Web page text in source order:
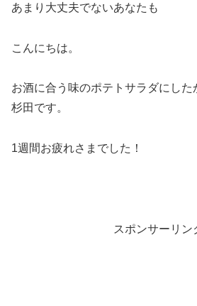
あまり大丈夫でないあなたも
こんにちは。
お酒に合う味のポテトサラダにし
杉田です。
1週間お疲れさまでした！
スポンサーリン